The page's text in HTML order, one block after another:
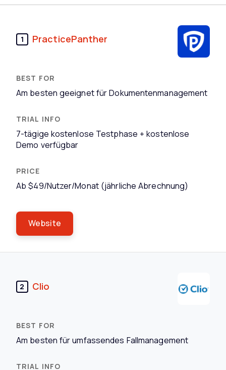
1 PracticePanther
Am besten geeignet für Dokumentenmanagement
7-tägige kostenlose Testphase + kostenlose
Demo verfügbar
Ab $49/Nutzer/Monat (jährliche Abrechnung)
Website
2 Clio
Am besten für umfassendes Fallmanagement